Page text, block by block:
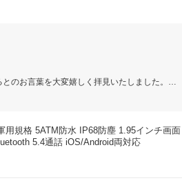
のお言葉を大変嬉しく拝見いたしました。
規格 5ATM防水 IP68防塵 1.95インチ画
5.4通話 iOS/Android両対応